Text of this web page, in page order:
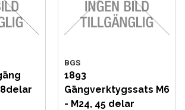
BGS
1893
Gängverktygssats M6
- M24, 45 delar